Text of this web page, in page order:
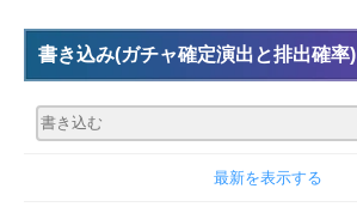
書き込み(ガチャ確定演出と排出確率)
最新を表示する